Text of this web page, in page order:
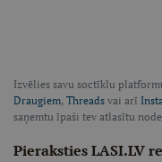
Izvēlies savu soctīklu
Draugiem, Threads vai arī
saņemtu īpaši tev atlasītu
Pieraksties LASI.LV